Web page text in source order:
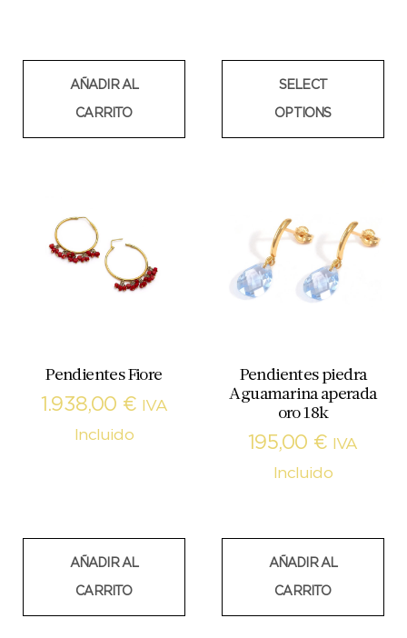
AÑADIR AL
CARRITO
SELECT
OPTIONS
Pendientes Fiore
1.938,00 €
IVA
Incluido
AÑADIR AL
CARRITO
Pendientes piedra
Aguamarina aperada
oro 18k
195,00 €
IVA
Incluido
AÑADIR AL
CARRITO